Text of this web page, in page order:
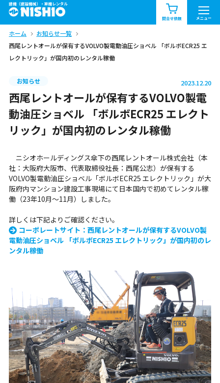
建機（建設機械）・重機レンタル
問合せ依頼 メニュー
商品一覧 お知らせ一覧
問合せ依頼リスト
エリア情報を見る
北海道 関東
中部 関西 中国・四国
九州・沖縄（外部）
ホーム
お知らせ一覧
西尾レントオールが保有するVOLVO製電動油圧ショベル 「ボルボECR25 エ
レクトリック」が国内初のレンタル稼働
お知らせ 2023.12.20
西尾レントオールが保有するVOLVO製電
動油圧ショベル 「ボルボECR25 エレクト
リック」が国内初のレンタル稼働
ニシオホールディングス傘下の西尾レントオール株式会社（本
社：大阪府大阪市、代表取締役社長：西尾公志）が保有する
VOLVO製電動油圧ショベル「ボルボECR25 エレクトリック」が大
阪府内マンション建設工事現場にて日本国内で初めてレンタル稼
働（23年10月～11月）しました。
詳しくは下記よりご確認ください。
コーポレートサイト：西尾レントオールが保有するVOLVO製
電動油圧ショベル 「ボルボECR25 エレクトリック」が国内初のレ
ンタル稼働